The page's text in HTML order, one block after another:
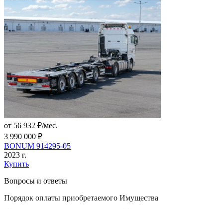
от 56 932 ₽/мес.
3 990 000 ₽
BONUM 914295-05
2023 г.
Купить
Вопросы и ответы
Порядок оплаты приобретаемого Имущества